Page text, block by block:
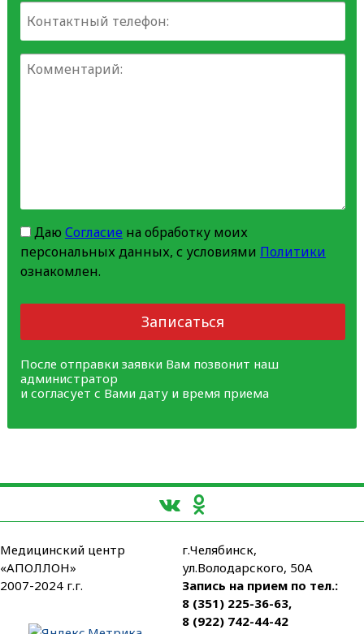
Даю Согласиена обработку моих
персональных данных, с условиями Политики
ознакомлен.
Записаться
После отправки заявки Вам позвонит наш
администратор
и согласует с Вами дату и время приема
Медицинский центр
«АПОЛЛОН»
2007-2024 г.г.
г.Челябинск,
ул.Володарского, 50А
Запись на прием по тел.:
8 (351) 225-36-63,
8 (922) 742-44-42